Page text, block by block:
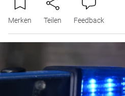
Merken Teilen Feedback